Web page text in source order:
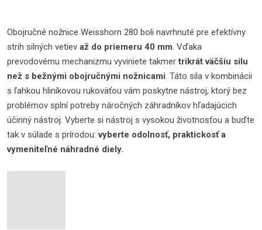
Obojručné nožnice Weisshorn 280 boli navrhnuté pre efektívny
strih silných vetiev až do priemeru 40 mm. Vďaka
prevodovému mechanizmu vyviniete takmertrikrát väčšiu silu
než s bežnými obojručnými nožnicami. Táto sila v kombinácii
s ľahkou hliníkovou rukoväťou vám poskytne nástroj, ktorý bez
problémov splní potreby náročných záhradníkov hľadajúcich
účinný nástroj. Vyberte si nástroj s vysokou životnosťou a buďte
tak v súlade s prírodou: vyberte odolnosť, praktickosť a
vymeniteľné náhradné diely.